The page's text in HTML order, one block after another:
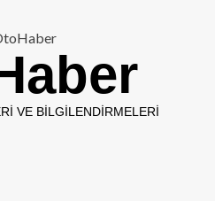
VE BILGILENDIRMELERI